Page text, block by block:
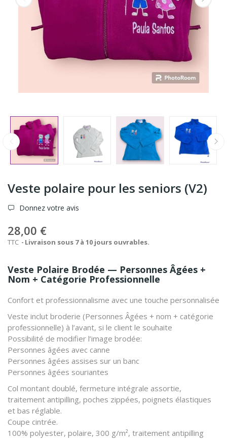
Veste polaire pour les seniors (V2)
Donnez votre avis
28,00 €
TTC Livraison sous 7 à 10 jours ouvrables.
Veste Polaire Brodée — Personnes Âgées +
Nom + Catégorie Professionnelle
Confort et professionnalisme avec une touche personnalisée
Veste inclut broderie (Personnes Âgées + nom + catégorie
professionnelle) à l’avant, si le client le souhaite
Possibilité de modifier l’image brodée:
Personnes âgées avec canne
Personnes âgées assises sur un banc
Personnes âgées souriantes
Col montant doublé, fermeture intégrale assortie,
traitement antipilling, poches zippées, poignets élastiques
et bas réglable.
Coupe cintrée.
100% polyester, polaire, 300 g/m², traitement antipilling